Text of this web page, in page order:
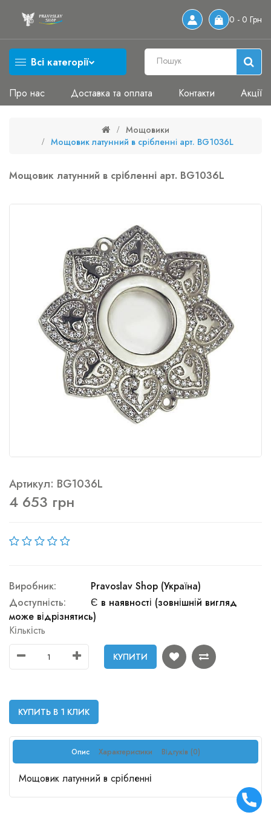
0 - 0 Грн
Всі категорії
Про нас Доставка та оплата Контакти Акції
Мощовики
Мощовик латунний в срібленні арт. BG1036L
Мощовик латунний в срібленні арт. BG1036L
Артикул: BG1036L
4 653 грн
Виробник:
Pravoslav Shop (Україна)
Доступність:
Є в наявності (зовнішній вигляд
може відрізнятись)
Кількість
КУПИТИ
КУПИТЬ В 1 КЛИК
Опис Характеристики Відгуків (0)
Мощовик латунний в срібленні